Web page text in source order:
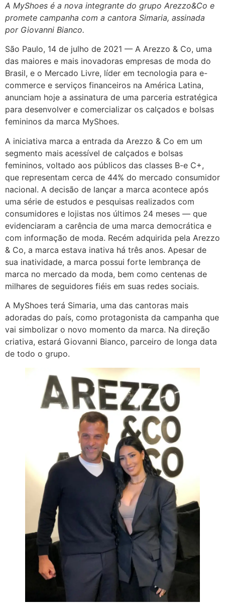
A MyShoes é a nova integrante do grupo Arezzo&Co e
promete campanha com a cantora Simaria, assinada
por Giovanni Bianco.
São Paulo, 14 de julho de 2021 — A Arezzo & Co, uma
das maiores e mais inovadoras empresas de moda do
Brasil, e o Mercado Livre, líder em tecnologia para e-
commerce e serviços financeiros na América Latina,
anunciam hoje a assinatura de uma parceria estratégica
para desenvolver e comercializar os calçados e bolsas
femininos da marca MyShoes.
A iniciativa marca a entrada da Arezzo & Co em um
segmento mais acessível de calçados e bolsas
femininos, voltado aos públicos das classes B-e C+,
que representam cerca de 44% do mercado consumidor
nacional. A decisão de lançar a marca acontece após
uma série de estudos e pesquisas realizados com
consumidores e lojistas nos últimos 24 meses — que
evidenciaram a carência de uma marca democrática e
com informação de moda. Recém adquirida pela Arezzo
& Co, a marca estava inativa há três anos. Apesar de
sua inatividade, a marca possui forte lembrança de
marca no mercado da moda, bem como centenas de
milhares de seguidores fiéis em suas redes sociais.
A MyShoes terá Simaria, uma das cantoras mais
adoradas do país, como protagonista da campanha que
vai simbolizar o novo momento da marca. Na direção
criativa, estará Giovanni Bianco, parceiro de longa data
de todo o grupo.